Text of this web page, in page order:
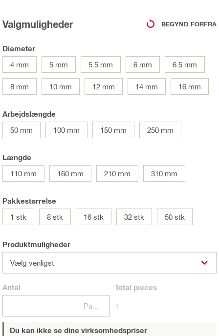
Valgmuligheder BEGYND FORFRA
Diameter
4 mm
5 mm 5.5 mm 6 mm 6.5 mm
8 mm 10 mm 12 mm 14 mm 16 mm
Arbejdslængde
50 mm
100 mm 150 mm 250 mm
Længde
110 mm
160 mm 210 mm 310 mm
Pakkestørrelse
1 stk
8 stk 16 stk 32 stk 50 stk
Produktmuligheder
Vælg venligst
Antal Total pieces
1
Du kan ikke se dine virksomhedspriser